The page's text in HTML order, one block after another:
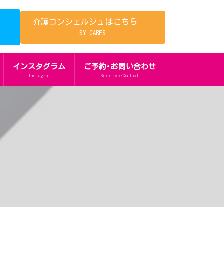
介護コンシェルジュはこちら
SY CARES
インスタグラム
Instagram
ご予約･お問い合わせ
Reserve･Contact